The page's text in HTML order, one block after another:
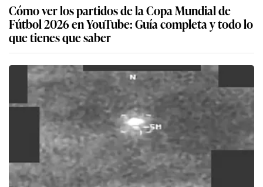
Cómo ver los partidos de la Copa Mundial de
Fútbol 2026 en YouTube: Guía completa y todo lo
que tienes que saber